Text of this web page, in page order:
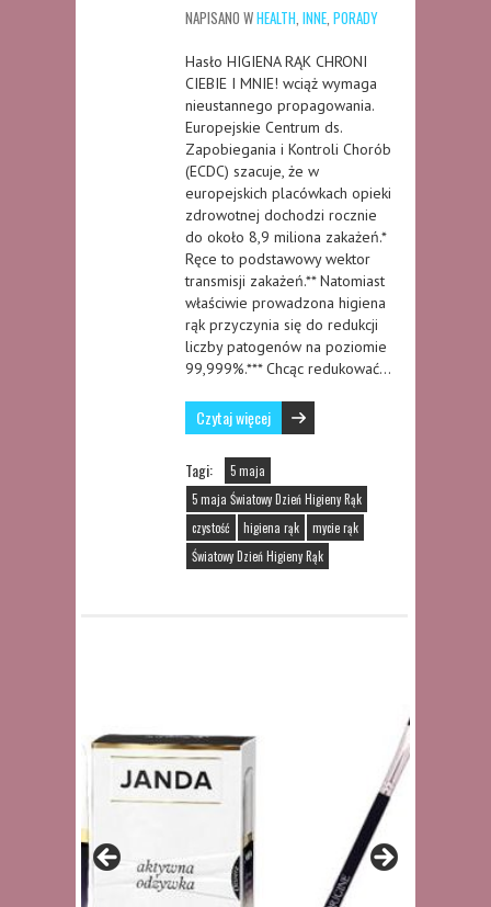
NAPISANO WHEALTH INNE PORADY
Hasło HIGIENA RĄK CHRONI
CIEBIE I MNIE! wciąż wymaga
nieustannego propagowania.
Europejskie Centrum ds.
Zapobiegania i Kontroli Chorób
(ECDC) szacuje, że w
europejskich placówkach opieki
zdrowotnej dochodzi rocznie
do około 8,9 miliona zakażeń.*
Ręce to podstawowy wektor
transmisji zakażeń.** Natomiast
właściwie prowadzona higiena
rąk przyczynia się do redukcji
liczby patogenów na poziomie
99,999%.*** Chcąc redukować…
Czytaj więcej
Tagi:
5 maja
5 maja Światowy Dzień Higieny Rąk
czystość
higiena rąk
mycie rąk
Światowy Dzień Higieny Rąk